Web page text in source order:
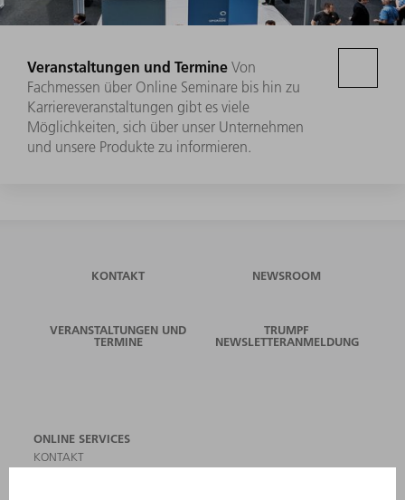
Veranstaltungen und Termine Von
Fachmessen über Online Seminare bis hin zu
Karriereveranstaltungen gibt es viele
Möglichkeiten, sich über unser Unternehmen
und unsere Produkte zu informieren.
KONTAKT NEWSROOM
VERANSTALTUNGEN UND
TERMINE
TRUMPF
NEWSLETTERANMELDUNG
ONLINE SERVICES
KONTAKT